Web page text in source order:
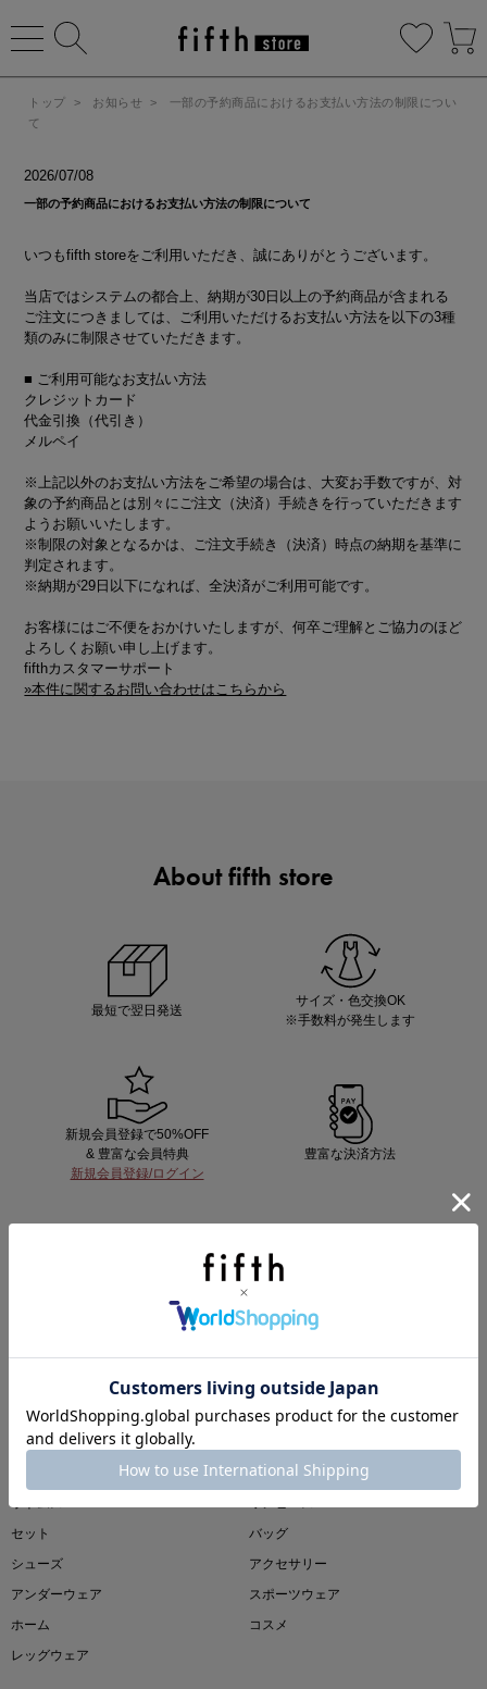
トップ > お知らせ >
一部の予約商品におけるお支払い方法の制限につい
て
2026/07/08
一部の予約商品におけるお支払い方法の制限について
いつもfifth storeをご利用いただき、誠にありがとうございます。
当店ではシステムの都合上、納期が30日以上の予約商品が含まれる
ご注文につきましては、ご利用いただけるお支払い方法を以下の3種
類のみに制限させていただきます。
■ ご利用可能なお支払い方法
クレジットカード
代金引換（代引き）
メルペイ
※上記以外のお支払い方法をご希望の場合は、大変お手数ですが、対
象の予約商品とは別々にご注文（決済）手続きを行っていただきます
ようお願いいたします。
※制限の対象となるかは、ご注文手続き（決済）時点の納期を基準に
判定されます。
※納期が29日以下になれば、全決済がご利用可能です。
お客様にはご不便をおかけいたしますが、何卒ご理解とご協力のほど
よろしくお願い申し上げます。
fifthカスタマーサポート
»本件に関するお問い合わせはこちらから
About fifth store
最短で翌日発送
サイズ・色交換OK
※手数料が発生します
新規会員登録で50%OFF
& 豊富な会員特典
新規会員登録/ログイン
豊富な決済方法
fifth storeをもっと知る
CATEGORY
全てのアイテム
アウター
ボトムス
セット
バッグ
シューズ
アクセサリー
アンダーウェア
スポーツウェア
ホーム
コスメ
レッグウェア